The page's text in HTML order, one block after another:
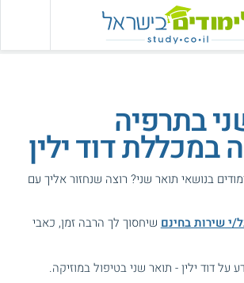
בתרפיה
במכללת דוד ילין
בנושאי תואר שני? רוצה שנחזור אליך עם
י שירות בחינם שיחסוך לך הרבה זמן, כאבי
על דוד ילין - תואר שני בטיפול במוזיקה.